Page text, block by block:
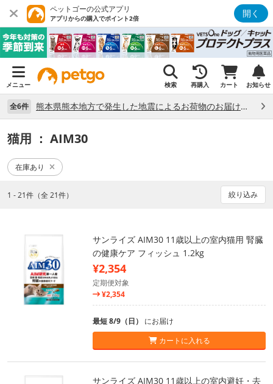
ペットゴーの公式アプリ
アプリからの購入でポイント2倍 開く
メニュー 検索 再購入 カート お知らせ
全6件 熊本県熊本地方で発生した地震によるお荷物のお届け状況について （7/28）
猫用 ： AIM30
在庫あり
1 - 21件（全 21件） 絞り込み
サンライズ AIM30 11歳以上の室内猫用 腎臓
の健康ケア フィッシュ 1.2kg
¥2,354
定期便対象
¥2,354
最短 8/9（日） にお届け
カートに入れる
サンライズ AIM30 11歳以上の室内避妊・去